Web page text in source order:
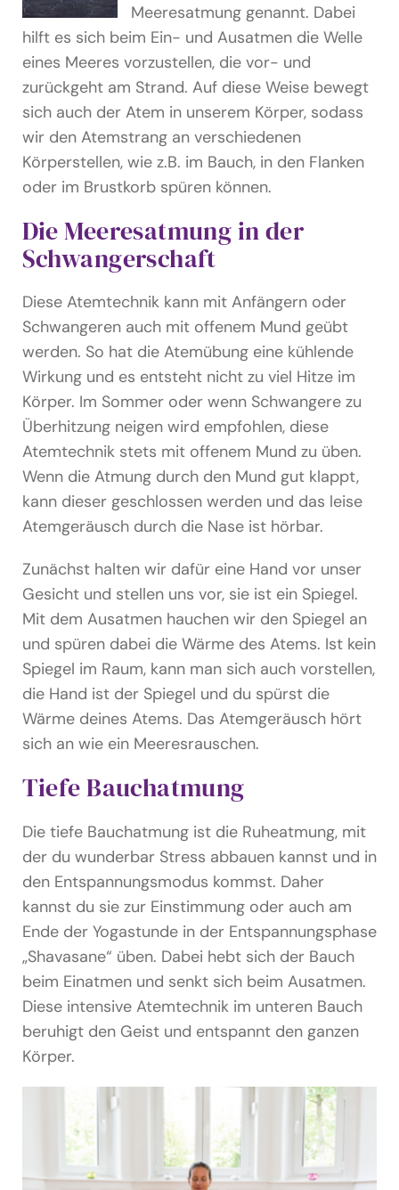
Meeresatmung genannt. Dabei
hilft es sich beim Ein- und Ausatmen die Welle
eines Meeres vorzustellen, die vor- und
zurückgeht am Strand. Auf diese Weise bewegt
sich auch der Atem in unserem Körper, sodass
wir den Atemstrang an verschiedenen
Körperstellen, wie z.B. im Bauch, in den Flanken
oder im Brustkorb spüren können.
Die Meeresatmung in der
Schwangerschaft
Diese Atemtechnik kann mit Anfängern oder
Schwangeren auch mit offenem Mund geübt
werden. So hat die Atemübung eine kühlende
Wirkung und es entsteht nicht zu viel Hitze im
Körper. Im Sommer oder wenn Schwangere zu
Überhitzung neigen wird empfohlen, diese
Atemtechnik stets mit offenem Mund zu üben.
Wenn die Atmung durch den Mund gut klappt,
kann dieser geschlossen werden und das leise
Atemgeräusch durch die Nase ist hörbar.
Zunächst halten wir dafür eine Hand vor unser
Gesicht und stellen uns vor, sie ist ein Spiegel.
Mit dem Ausatmen hauchen wir den Spiegel an
und spüren dabei die Wärme des Atems. Ist kein
Spiegel im Raum, kann man sich auch vorstellen,
die Hand ist der Spiegel und du spürst die
Wärme deines Atems. Das Atemgeräusch hört
sich an wie ein Meeresrauschen.
Tiefe Bauchatmung
Die tiefe Bauchatmung ist die Ruheatmung, mit
der du wunderbar Stress abbauen kannst und in
den Entspannungsmodus kommst. Daher
kannst du sie zur Einstimmung oder auch am
Ende der Yogastunde in der Entspannungsphase
„Shavasane“ üben. Dabei hebt sich der Bauch
beim Einatmen und senkt sich beim Ausatmen.
Diese intensive Atemtechnik im unteren Bauch
beruhigt den Geist und entspannt den ganzen
Körper.